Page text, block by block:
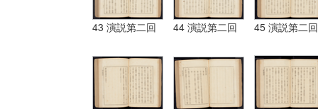
43 演説第二回 44 演説第二回 45 演説第二回